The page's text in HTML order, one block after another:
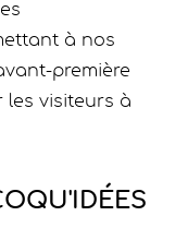
à nos
première
les visiteurs à